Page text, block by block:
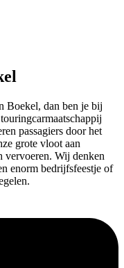
Boekel, dan ben je bij
passagiers door het
grote vloot aan
vervoeren. Wij denken
enorm bedrijfsfeestje of